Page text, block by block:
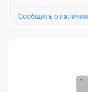
Cообщить о наличии